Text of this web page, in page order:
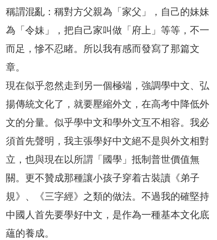
稱謂混亂：稱對方父親為「家父」，自己的妹妹
為「令妹」，把自己家叫做「府上」等等，不一
而足，慘不忍睹。所以我有感而發寫了那篇文
章。
現在似乎忽然走到另一個極端，強調學中文、弘
揚傳統文化了，就要壓縮外文，在高考中降低外
文的分量。似乎學中文和學外文互不相容。我必
須首先聲明，我主張學好中文絕不是與外文相對
立，也與現在以所謂「國學」抵制普世價值無
關。更不贊成那種讓小孩子穿着古裝讀《弟子
規》、《三字經》之類的做法。不過我的確堅持
中國人首先要學好中文，是作為一種基本文化底
蘊的養成。